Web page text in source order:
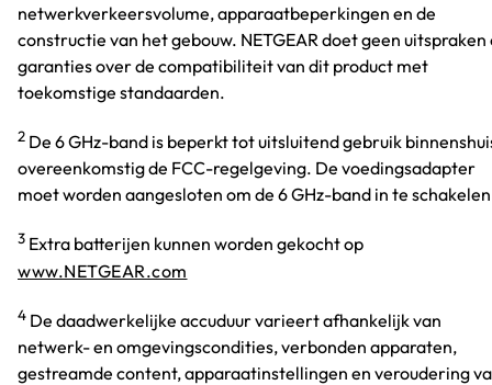
netwerkverkeersvolume, apparaatbeperkingen en de
constructie van het gebouw. NETGEAR doet geen uitspraken
garanties over de compatibiliteit van dit product met
toekomstige standaarden.
2 De 6 GHz-band is beperkt tot uitsluitend gebruik
overeenkomstig de FCC-regelgeving. De voedingsadapter
moet worden aangesloten om de 6 GHz-band in te
3 Extra batterijen kunnen worden gekocht op
www.NETGEAR.com
4 De daadwerkelijke accuduur varieert afhankelijk van
netwerk- en omgevingscondities, verbonden apparaten,
gestreamde content, apparaatinstellingen en veroudering